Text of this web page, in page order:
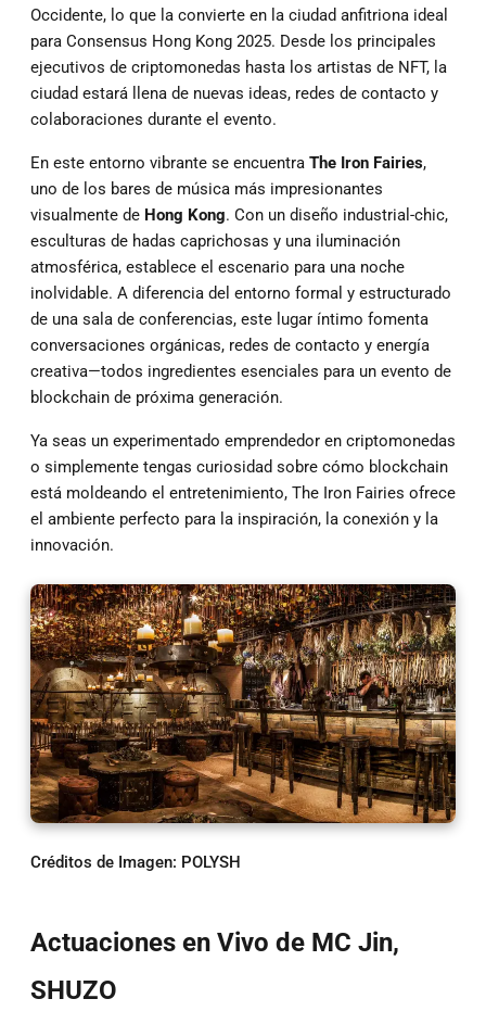
Occidente, lo que la convierte en la ciudad anfitriona ideal
para Consensus Hong Kong 2025. Desde los principales
ejecutivos de criptomonedas hasta los artistas de NFT, la
ciudad estará llena de nuevas ideas, redes de contacto y
colaboraciones durante el evento.
En este entorno vibrante se encuentra The Iron Fairies,
uno de los bares de música más impresionantes
visualmente de Hong Kong. Con un diseño industrial-chic,
esculturas de hadas caprichosas y una iluminación
atmosférica, establece el escenario para una noche
inolvidable. A diferencia del entorno formal y estructurado
de una sala de conferencias, este lugar íntimo fomenta
conversaciones orgánicas, redes de contacto y energía
creativa—todos ingredientes esenciales para un evento de
blockchain de próxima generación.
Ya seas un experimentado emprendedor en criptomonedas
o simplemente tengas curiosidad sobre cómo blockchain
está moldeando el entretenimiento, The Iron Fairies ofrece
el ambiente perfecto para la inspiración, la conexión y la
innovación.
Créditos de Imagen: POLYSH
Actuaciones en Vivo de MC Jin,
SHUZO